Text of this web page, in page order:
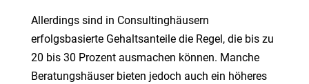
Allerdings sind in Consultinghäusern
erfolgsbasierte Gehaltsanteile die Regel, die bis zu
20 bis 30 Prozent ausmachen können. Manche
Beratungshäuser bieten jedoch auch ein höheres